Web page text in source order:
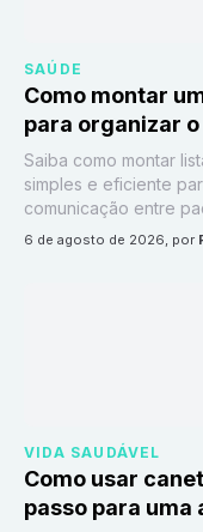
SAÚDE
Como montar
para organizar
Saiba como montar
simples e eficiente
comunicação entre
6 de agosto de 2026, por
VIDA SAUDÁVEL
Como usar
passo para